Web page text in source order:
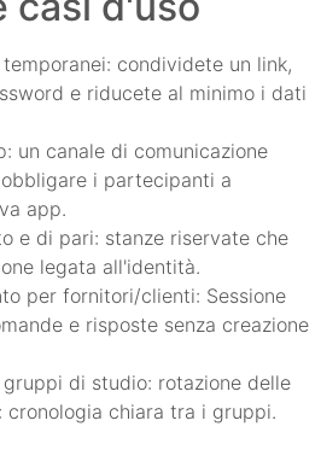
condividete un link,
e riducete al minimo i dati
un canale di comunicazione
i partecipanti a
app.
e di pari: stanze riservate che
legata all'identità.
per fornitori/clienti: Sessione
e risposte senza creazione
di studio: rotazione delle
cronologia chiara tra i gruppi.